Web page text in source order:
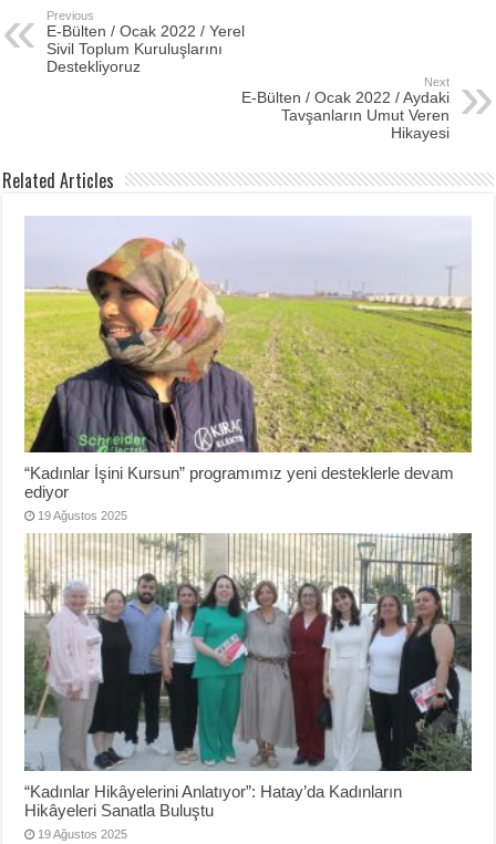
Previous
E-Bülten / Ocak 2022 / Yerel
Sivil Toplum Kuruluşlarını
Destekliyoruz
Next
E-Bülten / Ocak 2022 / Aydaki
Tavşanların Umut Veren
Hikayesi
Related Articles
“Kadınlar İşini Kursun” programımız yeni desteklerle devam
ediyor
19 Ağustos 2025
“Kadınlar Hikâyelerini Anlatıyor”: Hatay’da Kadınların
Hikâyeleri Sanatla Buluştu
19 Ağustos 2025